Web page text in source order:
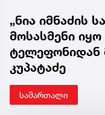
„ნია იმნაძის
მოსასმენი
ტელეფონიდან
კუპატაძე
სამართალი